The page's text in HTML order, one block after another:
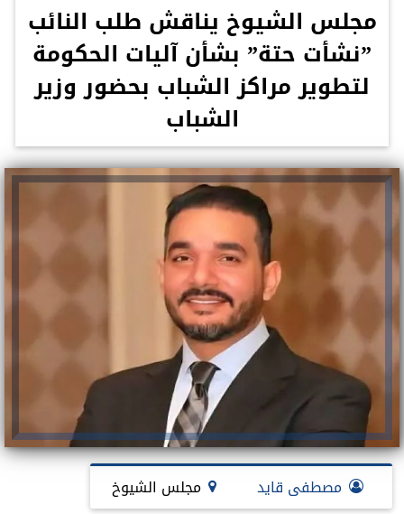
مجلس الشيوخ يناقش طلب النائب
”نشأت حتة” بشأن آليات الحكومة
لتطوير مراكز الشباب بحضور وزير
الشباب
مصطفى قايد مجلس الشيوخ